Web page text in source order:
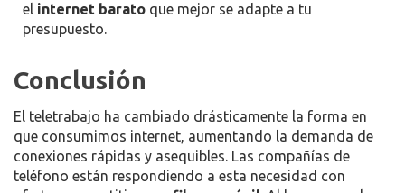
el internet barato que mejor se adapte a tu
presupuesto.
Conclusión
El teletrabajo ha cambiado drásticamente la forma en
que consumimos internet, aumentando la demanda de
conexiones rápidas y asequibles. Las compañías de
teléfono están respondiendo a esta necesidad con